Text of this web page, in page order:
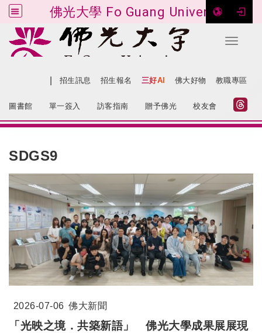
佛光大學 Fo Guang University
Toggle
跳到主要內容
招生訊息 招生報名 三好AI 佛大好物 教職專區
圖書館 單一簽入 訪客指南 贈予佛光 校友會
SDGS9
2026-07-06 佛大新聞
「光映之境．共築新語」 佛光大學成果展展現